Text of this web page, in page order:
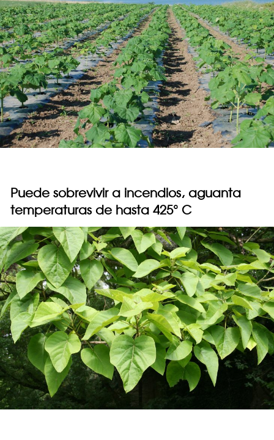
Puede sobrevivir a incendios, aguanta
temperaturas de hasta 425° C